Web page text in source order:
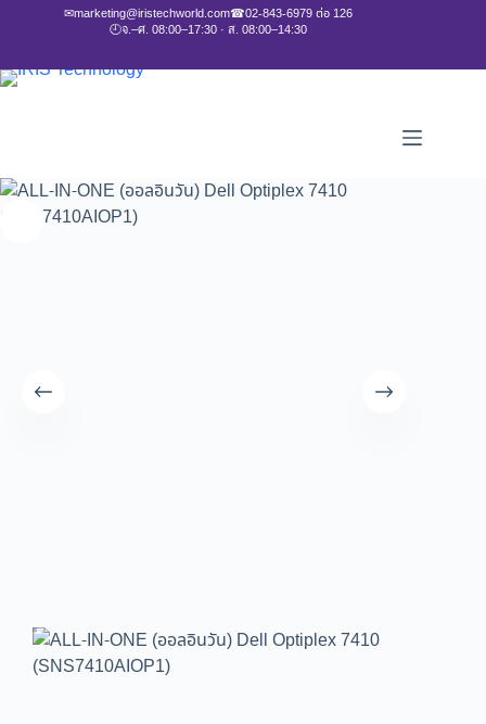
✉marketing@iristechworld.com☎02-843-6979 ต่อ 126
🕘จ.–ศ. 08:00–17:30 · ส. 08:00–14:30